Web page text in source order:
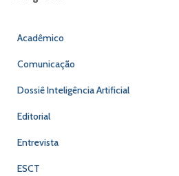
Acadêmico
Comunicação
Dossiê Inteligência Artificial
Editorial
Entrevista
ESCT